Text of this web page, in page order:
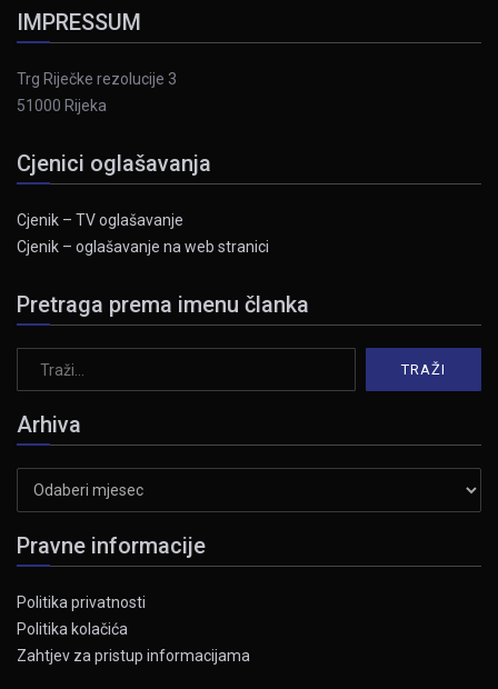
IMPRESSUM
Trg Riječke rezolucije 3
51000 Rijeka
Cjenici oglašavanja
Cjenik – TV oglašavanje
Cjenik – oglašavanje na web stranici
Pretraga prema imenu članka
Arhiva
Pravne informacije
Politika privatnosti
Politika kolačića
Zahtjev za pristup informacijama